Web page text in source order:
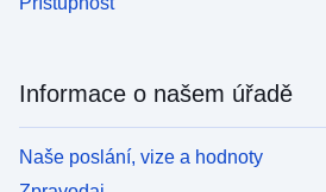
Informace o našem úřadě
Naše poslání, vize a hodnoty